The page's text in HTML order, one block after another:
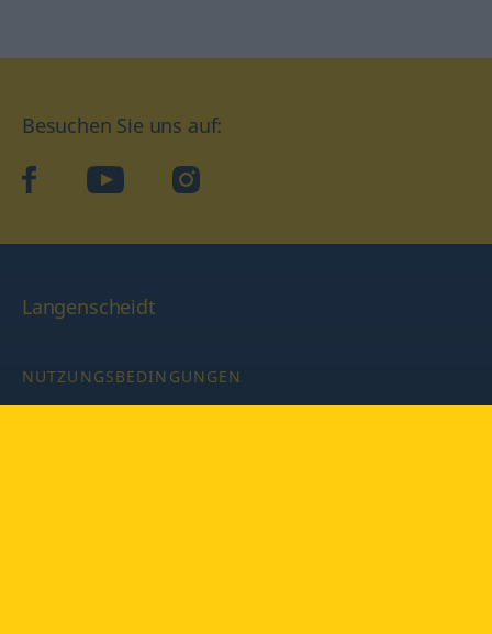
Besuchen Sie uns auf:
facebookYouTube Instagram
Langenscheidt
NUTZUNGSBEDINGUNGEN